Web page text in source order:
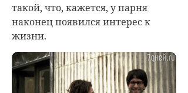
такой, что, кажется, у парня
наконец появился интерес к
жизни.